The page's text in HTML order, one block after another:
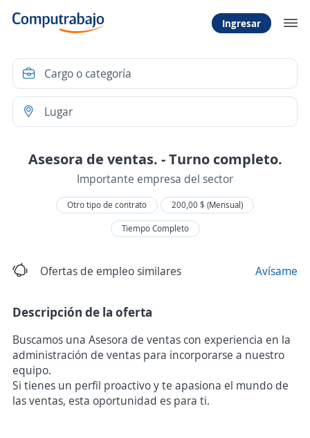
Ingresar
Asesora de ventas. - Turno completo.
Importante empresa del sector
Otro tipo de contrato
200,00 $ (Mensual)
Tiempo Completo
Ofertas de empleo similares Avísame
Descripción de la oferta
Buscamos una Asesora de ventas con experiencia en la
administración de ventas para incorporarse a nuestro
equipo.
Si tienes un perfil proactivo y te apasiona el mundo de
las ventas, esta oportunidad es para ti.